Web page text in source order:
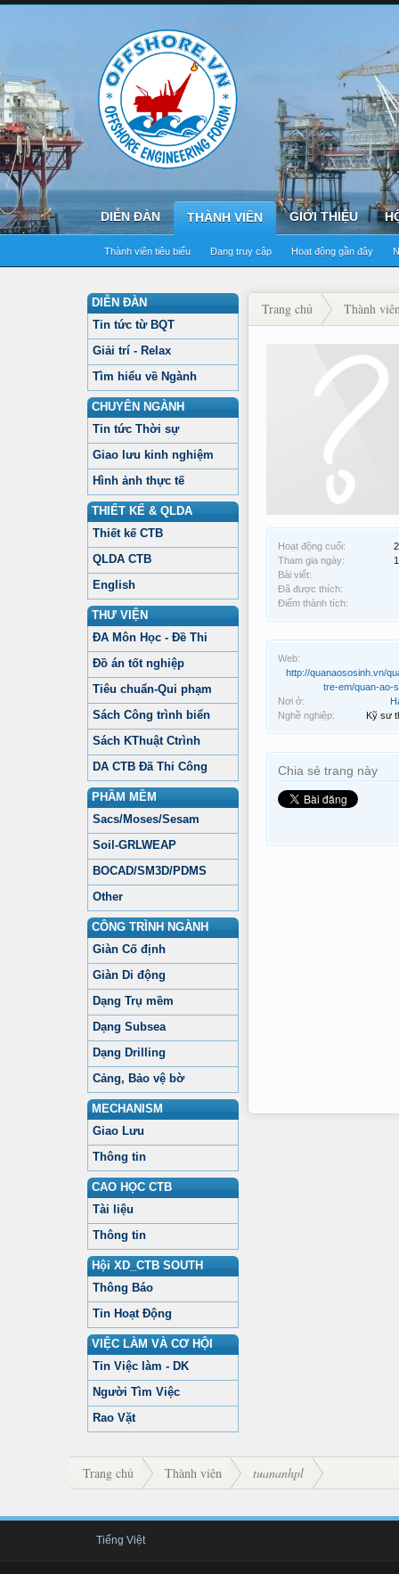
DIỄN ĐÀN THÀNH VIÊN
Thành viên tiêu biểu Đang truy cập Hoạt động gần đây
GIỚI THIỆU
DIỄN ĐÀN
Tin tức từ BQT
Giải trí - Relax
Tìm hiểu về Ngành
CHUYÊN NGÀNH
Tin tức Thời sự
Giao lưu kinh nghiệm
Hình ảnh thực tế
THIẾT KẾ & QLDA
Thiết kế CTB
QLDA CTB
English
THƯ VIỆN
ĐA Môn Học - Đề Thi
Đồ án tốt nghiệp
Tiêu chuẩn-Qui phạm
Sách Công trình biển
Sách KThuật Ctrình
DA CTB Đã Thi Công
PHẦM MỀM
Sacs/Moses/Sesam
Soil-GRLWEAP
BOCAD/SM3D/PDMS
Other
CÔNG TRÌNH NGÀNH
Giàn Cố định
Giàn Di động
Dạng Trụ mềm
Dạng Subsea
Dạng Drilling
Cảng, Bảo vệ bờ
MECHANISM
Giao Lưu
Thông tin
CAO HỌC CTB
Tài liệu
Thông tin
Hội XD_CTB SOUTH
Thông Báo
Tin Hoạt Động
VIỆC LÀM VÀ CƠ HỘI
Tin Việc làm - DK
Người Tìm Việc
Rao Vặt
Trang chủ Thành
Hoạt động cuối:
Tham gia ngày:
Bài viết:
Đã được thích:
Điểm thành tích:
Web:
http://quanaososinh.vn/
tre-em/quan-ao-
Nơi ở:
Nghề nghiệp:
Kỹ sư
Chia sẻ trang này
Trang chủ Thành viên tuananhpl
Tiếng Việt